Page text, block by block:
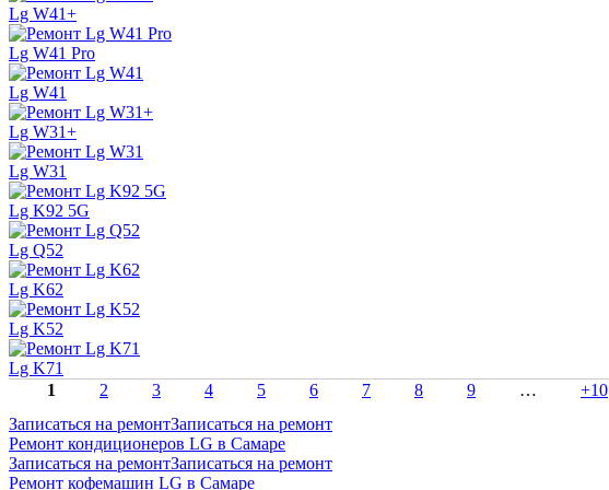
Lg W41+
Lg W41 Pro
Lg W41
Lg W31+
Lg W31
Lg K92 5G
Lg Q52
Lg K62
Lg K52
Lg K71
1
2 3 4 5 6 7 8 9 … +10
Записаться на ремонтЗаписаться на ремонт
Ремонт кондиционеров LG в Самаре
Записаться на ремонтЗаписаться на ремонт
Ремонт кофемашин LG в Самаре